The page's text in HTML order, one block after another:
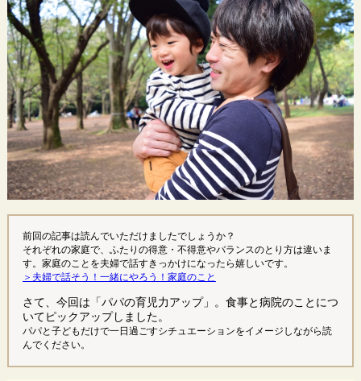
前回の記事は読んでいただけましたでしょうか？
それぞれの家庭で、ふたりの得意・不得意やバランスのとり方は違いま
す。家庭のことを夫婦で話すきっかけになったら嬉しいです。
＞夫婦で話そう！一緒にやろう！家庭のこと
さて、今回は「パパの育児力アップ」。食事と病院のことにつ
いてピックアップしました。
パパと子どもだけで一日過ごすシチュエーションをイメージしながら読
んでください。